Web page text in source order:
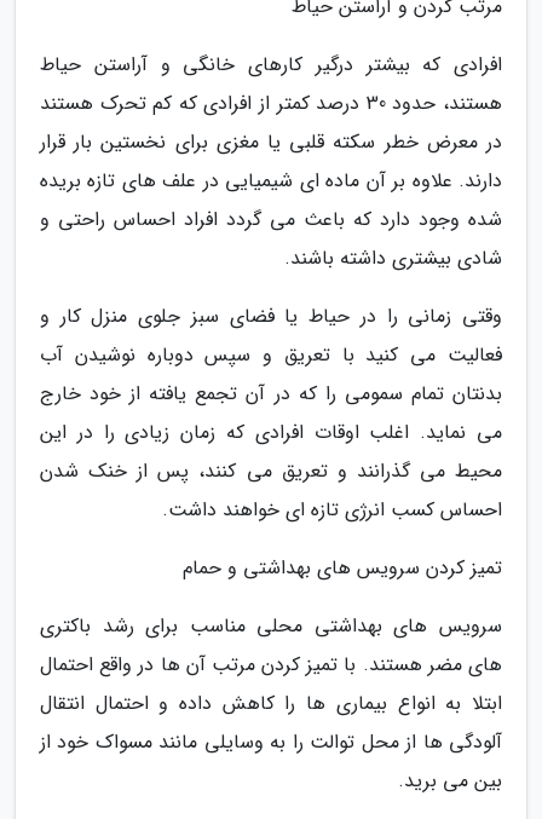
مرتب کردن و آراستن حیاط
افرادی که بیشتر درگیر کارهای خانگی و آراستن حیاط
هستند، حدود 30 درصد کمتر از افرادی که کم تحرک هستند
در معرض خطر سکته قلبی یا مغزی برای نخستین بار قرار
دارند. علاوه بر آن ماده ای شیمیایی در علف های تازه بریده
شده وجود دارد که باعث می گردد افراد احساس راحتی و
شادی بیشتری داشته باشند.
وقتی زمانی را در حیاط یا فضای سبز جلوی منزل کار و
فعالیت می کنید با تعریق و سپس دوباره نوشیدن آب
بدنتان تمام سمومی را که در آن تجمع یافته از خود خارج
می نماید. اغلب اوقات افرادی که زمان زیادی را در این
محیط می گذرانند و تعریق می کنند، پس از خنک شدن
احساس کسب انرژی تازه ای خواهند داشت.
تمیز کردن سرویس های بهداشتی و حمام
سرویس های بهداشتی محلی مناسب برای رشد باکتری
های مضر هستند. با تمیز کردن مرتب آن ها در واقع احتمال
ابتلا به انواع بیماری ها را کاهش داده و احتمال انتقال
آلودگی ها از محل توالت را به وسایلی مانند مسواک خود از
بین می برید.